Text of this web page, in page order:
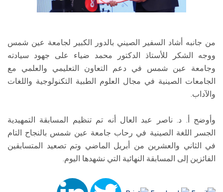
من جانبه أشاد السفير الصيني بالدور الكبير لجامعة عين شمس
ووجه الشكر للأستاذ الدكتور محمد ضياء على جهود سيادته
وجامعة عين شمس في دعم التعاون التعليمي والعلمي مع
الجامعات الصينية في مجال العلوم الطبية التكنولوجية واللغات
والآداب.
وأوضح أ. د. ناصر عبد العال أنه تم تنظيم المسابقة التمهيدية
الجسر اللغة الصينية في رحاب جامعة عين شمس بالنجاح التام
في الثاني والعشرين من أبريل الماضي وتم تصعيد المتسابقين
الفائزين إلى المسابقة النهائية التي نشهدها اليوم.